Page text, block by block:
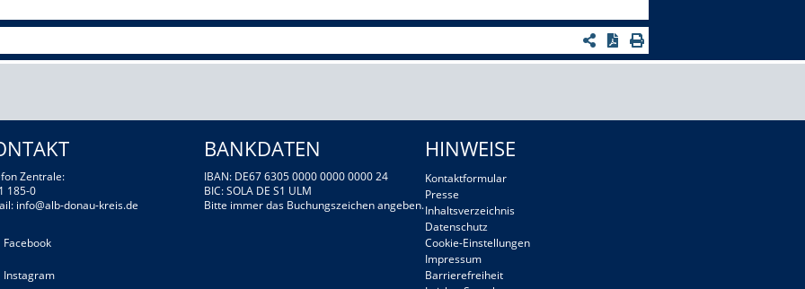
Zentrale:
185-0
info@alb-donau-kreis.de
Facebook
Instagram
BANKDATEN
IBAN: DE67 6305 0000 0000 0000 24
BIC: SOLA DE S1 ULM
Bitte immer das Buchungszeichen angeben.
HINWEISE
Kontaktformular
Presse
Inhaltsverzeichnis
Datenschutz
Cookie-Einstellungen
Impressum
Barrierefreiheit